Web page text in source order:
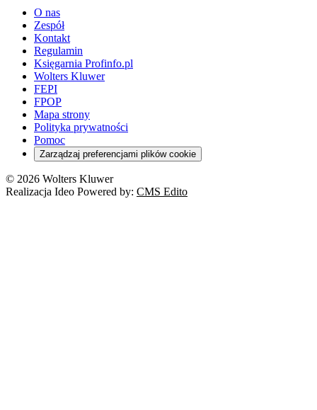
O nas
Zespół
Kontakt
Regulamin
Księgarnia Profinfo.pl
Wolters Kluwer
FEPI
FPOP
Mapa strony
Polityka prywatności
Pomoc
Zarządzaj preferencjami plików cookie
© 2026 Wolters Kluwer
Realizacja Ideo Powered by: CMS Edito